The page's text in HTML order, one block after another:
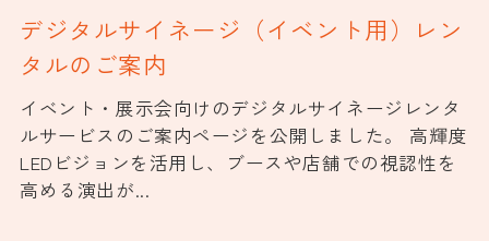
デジタルサイネージ（イベント用）レン
タルのご案内
イベント・展示会向けのデジタルサイネージレンタ
ルサービスのご案内ページを公開しました。 高輝度
LEDビジョンを活用し、ブースや店舗での視認性を
高める演出が...